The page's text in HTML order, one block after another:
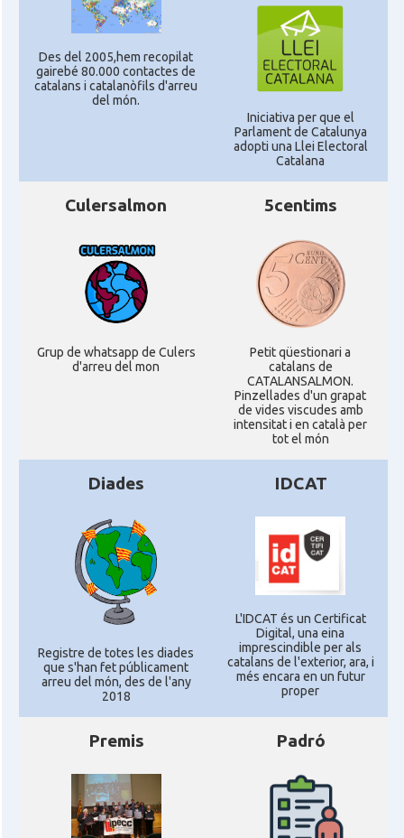
Des del 2005,hem recopilat
gairebé 80.000 contactes de
catalans i catalanòfils d'arreu
del món.
Iniciativa per que el
Parlament de Catalunya
adopti una Llei Electoral
Catalana
Culersalmon
Grup de whatsapp de Culers
d'arreu del mon
5centims
Petit qüestionari a
catalans de
CATALANSALMON.
Pinzellades d'un grapat
de vides viscudes amb
intensitat i en català per
tot el món
Diades
Registre de totes les diades
que s'han fet públicament
arreu del món, des de l'any
2018
IDCAT
L'IDCAT és un Certificat
Digital, una eina
imprescindible per als
catalans de l'exterior, ara, i
més encara en un futur
proper
Premis Padró